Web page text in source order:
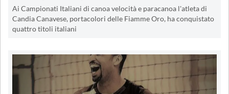
Ai Campionati Italiani di canoa velocità e paracanoa l'atleta di
Candia Canavese, portacolori delle Fiamme Oro, ha conquistato
quattro titoli italiani